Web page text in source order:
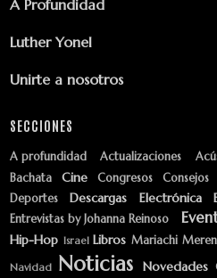
A Profundidad
Luther Yonel
Unirte a nosotros
SECCIONES
A profundidad Actualizaciones
Bachata Cine Congresos Consejos
Deportes
Descargas Electrónica
Entrevistas by Johanna Reinoso
Hip-Hop Israel Libros Mariachi
Navidad Noticias Novedades